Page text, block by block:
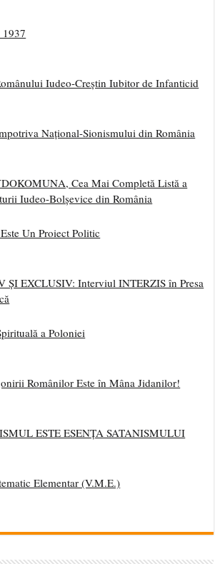
Iudeo-Creștin Iubitor de Infanticid
Național-Sionismului din România
Cea Mai Completă Listă a
Iudeo-Bolșevice din România
Un Proiect Politic
ȘI EXCLUSIV: Interviul INTERZIS în Presa
a Poloniei
Românilor Este în Mâna Jidanilor!
ESTE ESENȚA SATANISMULUI
Elementar (V.M.E.)